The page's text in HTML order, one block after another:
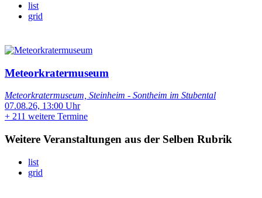
list
grid
Meteorkratermuseum
Meteorkratermuseum, Steinheim - Sontheim im Stubental
07.08.26, 13:00 Uhr
+ 211 weitere Termine
Weitere Veranstaltungen aus der Selben Rubrik
list
grid